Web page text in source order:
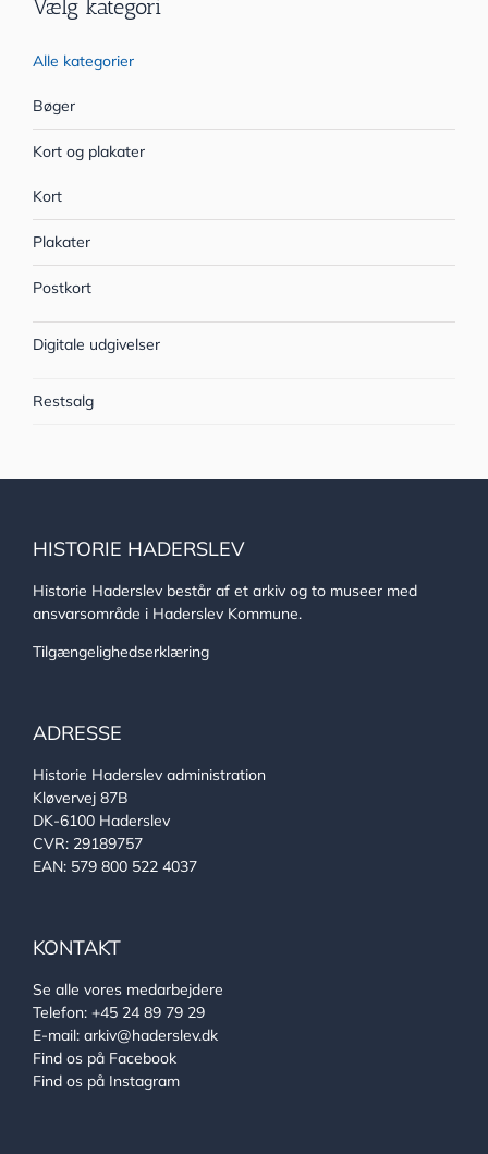
Vælg kategori
Alle kategorier
Bøger
Kort og plakater
Kort
Plakater
Postkort
Digitale udgivelser
Restsalg
HISTORIE HADERSLEV
Historie Haderslev består af et arkiv og to museer med
ansvarsområde i Haderslev Kommune.
Tilgængelighedserklæring
ADRESSE
Historie Haderslev administration
Kløvervej 87B
DK-6100 Haderslev
CVR: 29189757
EAN: 579 800 522 4037
KONTAKT
Se alle vores medarbejdere
Telefon: +45 24 89 79 29
E-mail: arkiv@haderslev.dk
Find os på Facebook
Find os på Instagram